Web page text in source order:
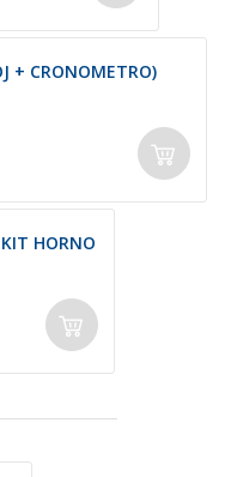
+ CRONOMETRO)
HORNO